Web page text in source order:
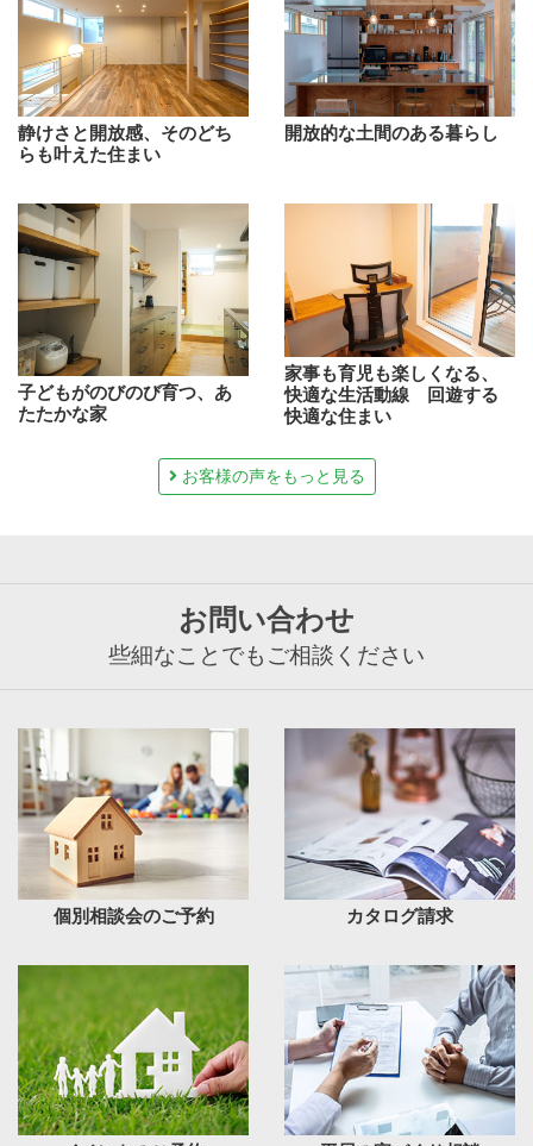
静けさと開放感、そのどち
らも叶えた住まい
開放的な土間のある暮らし
子どもがのびのび育つ、あ
たたかな家
家事も育児も楽しくなる、
快適な生活動線 回遊する
快適な住まい
お客様の声をもっと見る
お問い合わせ
些細なことでもご相談ください
個別相談会のご予約 カタログ請求